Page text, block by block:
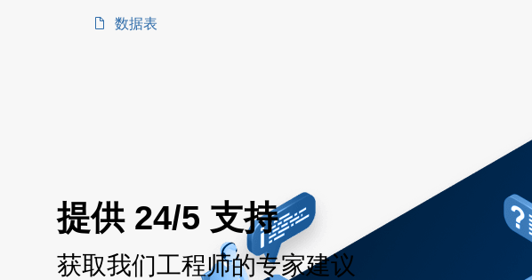
数据表
提供 24/5 支持
获取我们工程师的专家建议